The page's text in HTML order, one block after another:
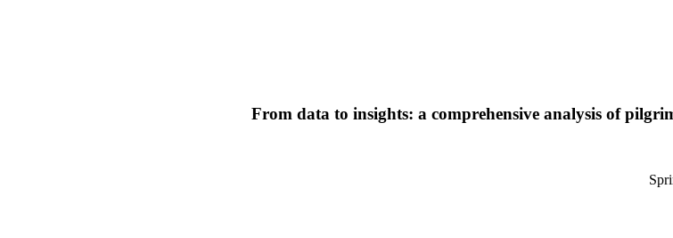
From data to insights: a comprehensive analysis of